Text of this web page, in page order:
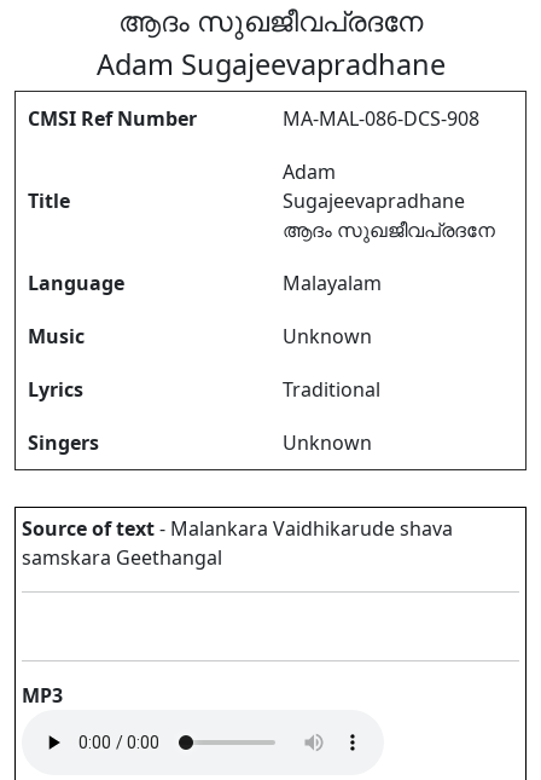
ആദം സുഖജീവപ്രദനേ
Adam Sugajeevapradhane
CMSI Ref Number MA-MAL-086-DCS-908
Title
Adam
Sugajeevapradhane
ആദം സുഖജീവപ്രദനേ
Language
Malayalam
Music
Unknown
Lyrics
Traditional
Singers
Unknown
Source of text- Malankara Vaidhikarude shava
samskara Geethangal
MP3